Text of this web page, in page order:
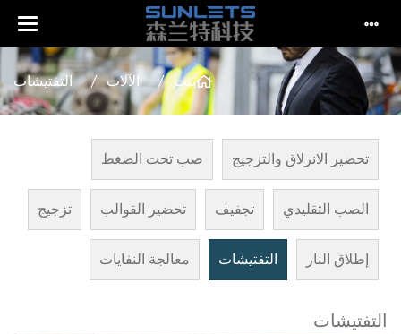
بيت الآلات التفتيشات
تحضير الانزلاق والتزجيج صب تحت الضغط
الصب التقليدي تجفيف تحضير القوالب تزجيج
إطلاق النار التفتيشات معالجة النفايات
التفتيشات